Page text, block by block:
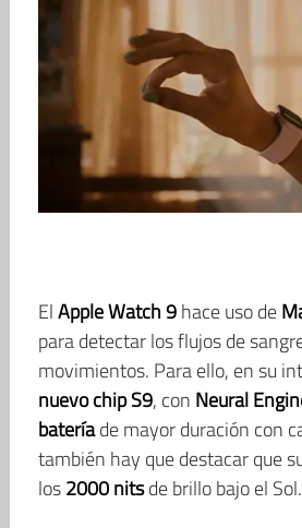
ElApple Watch 9hace uso de
para detectar los flujos de
movimientos. Para ello, en su
nuevo chip S9, con Neural
bateríade mayor duración con
también hay que destacar que
los2000 nitsde brillo bajo el Sol.